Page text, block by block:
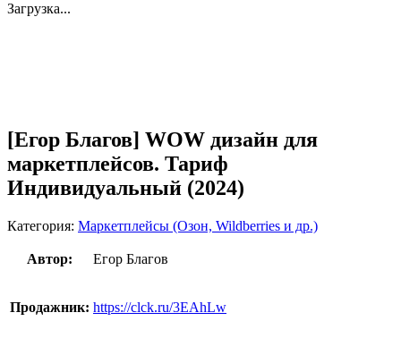
Загрузка...
[Егор Благов] WOW дизайн для
маркетплейсов. Тариф
Индивидуальный (2024)
Категория: Маркетплейсы (Озон, Wildberries и др.)
Автор: Егор Благов
Продажник: https://clck.ru/3EAhLw